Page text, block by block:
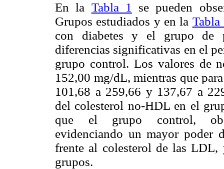
En la Tabla 1
se pueden
Grupos estudiados y en la Tabla
con diabetes y el grupo de
diferencias significativas en el
grupo control. Los valores de
152,00 mg/dL, mientras que
101,68 a 259,66 y 137,67 a
del colesterol no-HDL en el
que el grupo control,
evidenciando un mayor poder
frente al colesterol de las LDL,
grupos.